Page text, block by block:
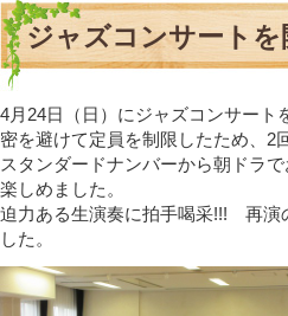
ジャズコンサートを
4月24日（日）にジャズコンサート
密を避けて定員を制限したため、2
スタンダードナンバーから朝ドラ
楽しめました。
迫力ある生演奏に拍手喝采!!! 再演
した。